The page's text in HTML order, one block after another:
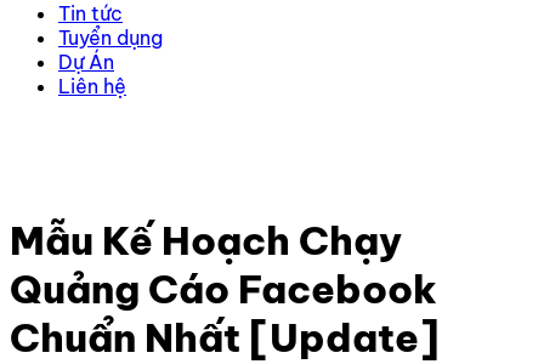
Tin tức
Tuyển dụng
Dự Án
Liên hệ
Mẫu Kế Hoạch Chạy
Quảng Cáo Facebook
Chuẩn Nhất [Update]